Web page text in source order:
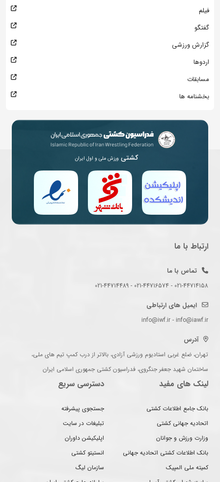
فیلم
گفتگو
گزارش ورزشی
اردوها
مسابقات
بخشنامه ها
کشتی ورزش ملی و اول ایران
ارتباط با ما
تماس با ما
021-44714158 - 021-44716574 - 021-44714489
ایمیل های ارتباطی
info@iwf.ir - info@iawf.ir
آدرس
تهران، ضلع غربی استادیوم ورزشی آزادی، بالاتر از درب کمپ تیم های ملی،
ساختمان شهید جعفر جنگروی، فدراسیون کشتی جمهوری اسلامی ایران
لینک های مفید
بانک جامع اطلاعات کشتی
اتحادیه جهانی کشتی
وزارت ورزش و جوانان
بانک اطلاعات کشتی اتحادیه جهانی
کمیته ملی المپیک
دسترسی سریع
جستجوی پیشرفته
تبلیغات در سایت
اپلیکیشن داوران
انستیتو کشتی
سازمان لیگ